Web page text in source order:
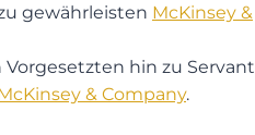
gewährleisten​ McKinsey &
Vorgesetzten hin zu Servant
& Company.